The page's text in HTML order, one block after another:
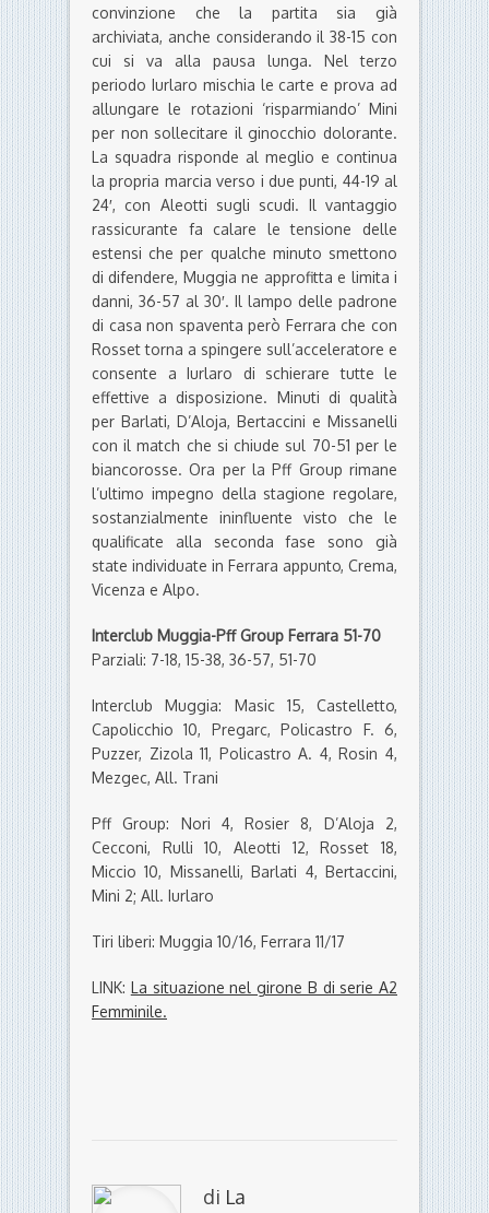
convinzione che la partita sia già
archiviata, anche considerando il 38-15 con
cui si va alla pausa lunga. Nel terzo
periodo Iurlaro mischia le carte e prova ad
allungare le rotazioni ‘risparmiando’ Mini
per non sollecitare il ginocchio dolorante.
La squadra risponde al meglio e continua
la propria marcia verso i due punti, 44-19 al
24′, con Aleotti sugli scudi. Il vantaggio
rassicurante fa calare le tensione delle
estensi che per qualche minuto smettono
di difendere, Muggia ne approfitta e limita i
danni, 36-57 al 30′. Il lampo delle padrone
di casa non spaventa però Ferrara che con
Rosset torna a spingere sull’acceleratore e
consente a Iurlaro di schierare tutte le
effettive a disposizione. Minuti di qualità
per Barlati, D’Aloja, Bertaccini e Missanelli
con il match che si chiude sul 70-51 per le
biancorosse. Ora per la Pff Group rimane
l’ultimo impegno della stagione regolare,
sostanzialmente ininfluente visto che le
qualificate alla seconda fase sono già
state individuate in Ferrara appunto, Crema,
Vicenza e Alpo.
Interclub Muggia-Pff Group Ferrara 51-70
Parziali: 7-18, 15-38, 36-57, 51-70
Interclub Muggia: Masic 15, Castelletto,
Capolicchio 10, Pregarc, Policastro F. 6,
Puzzer, Zizola 11, Policastro A. 4, Rosin 4,
Mezgec, All. Trani
Pff Group: Nori 4, Rosier 8, D’Aloja 2,
Cecconi, Rulli 10, Aleotti 12, Rosset 18,
Miccio 10, Missanelli, Barlati 4, Bertaccini,
Mini 2; All. Iurlaro
Tiri liberi: Muggia 10/16, Ferrara 11/17
LINK: La situazione nel girone B di serie A2
Femminile.
di La